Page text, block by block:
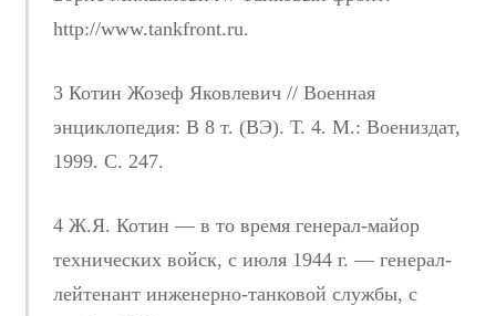
http://www.tankfront.ru.
3 Котин Жозеф Яковлевич // Военная
энциклопедия: В 8 т. (ВЭ). Т. 4. М.: Воениздат,
1999. С. 247.
4 Ж.Я. Котин — в то время генерал-майор
технических войск, с июля 1944 г. — генерал-
лейтенант инженерно-танковой службы, с